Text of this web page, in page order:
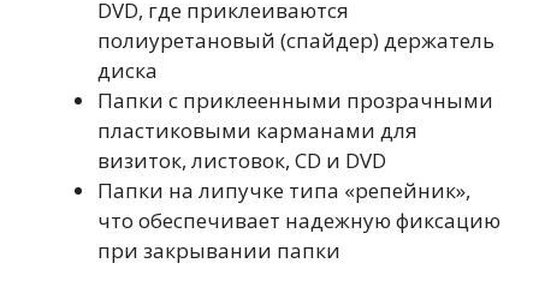
DVD, где приклеиваются
полиуретановый (спайдер) держатель
диска
Папки с приклеенными прозрачными
пластиковыми карманами для
визиток, листовок, CD и DVD
Папки на липучке типа «репейник»,
что обеспечивает надежную фиксацию
при закрывании папки